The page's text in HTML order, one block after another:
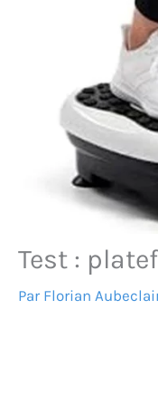
Test :
Par Florian